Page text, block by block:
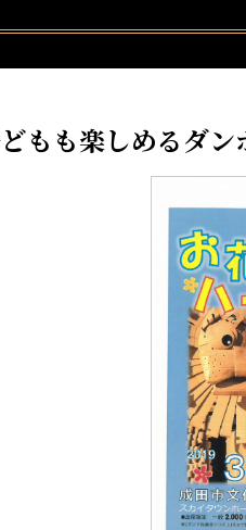
もも楽しめるダ